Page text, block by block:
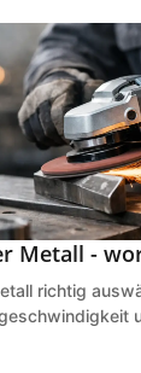
Metall -
richtig